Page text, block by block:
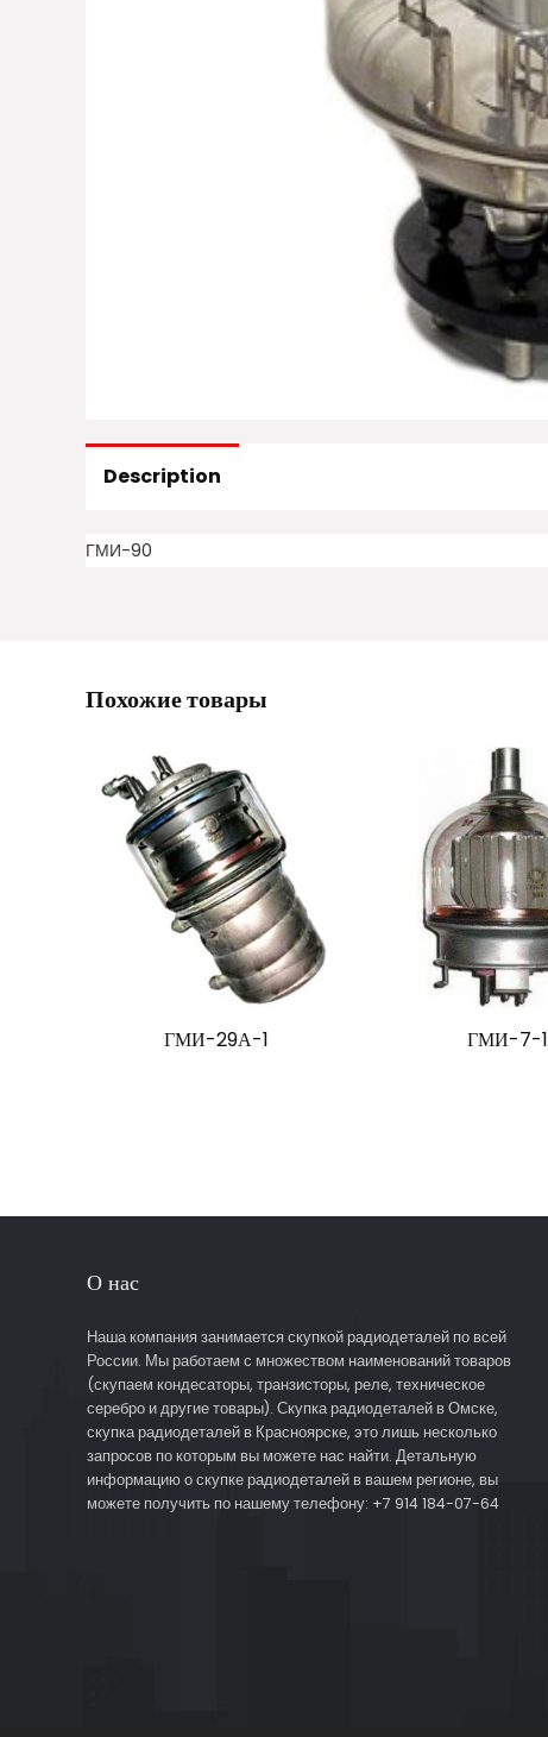
Description
ГМИ-90
Похожие товары
ГМИ-29А-1 ГМИ-7-1
О нас
Наша компания занимается скупкой радиодеталей по всей
России. Мы работаем с множеством наименований товаров
(скупаем кондесаторы, транзисторы, реле, техническое
серебро и другие товары). Скупка радиодеталей в Омске,
скупка радиодеталей в Красноярске, это лишь несколько
запросов по которым вы можете нас найти. Детальную
информацию о скупке радиодеталей в вашем регионе, вы
можете получить по нашему телефону: +7 914 184-07-64